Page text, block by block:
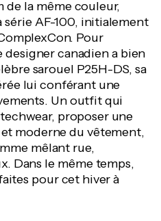
de la même couleur,
série AF-100, initialement
Pour
canadien a bien
sarouel P25H-DS, sa
lui conférant une
Un outfit qui
proposer une
moderne du vêtement,
mêlant rue,
Dans le même temps,
pour cet hiver à